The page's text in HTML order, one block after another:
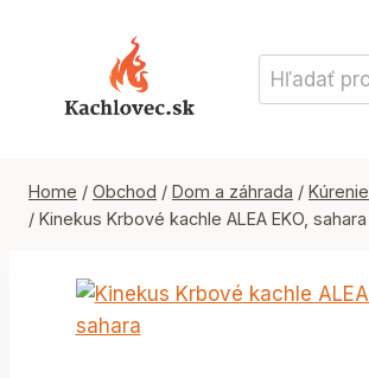
Hľadať:
Home / Obchod / Dom a záhrada / Kúrenie
/ Kinekus Krbové kachle ALEA EKO, sahara